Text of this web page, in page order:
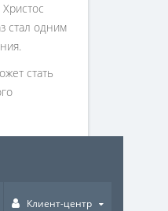
стал одним
стать
Клиент-центр